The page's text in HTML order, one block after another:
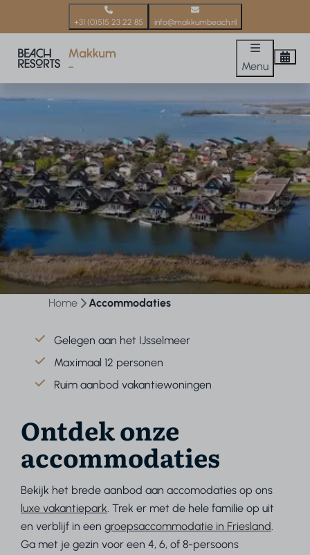
+31 (0)515 23 22 85 info@makkumbeach.nl
Menu
Home Accommodaties
Gelegen aan het IJsselmeer
Maximaal 12 personen
Ruim aanbod vakantiewoningen
Ontdek onze
accommodaties
Bekijk het brede aanbod aan accomodaties op ons
luxe vakantiepark. Trek er met de hele familie op uit
en verblijf in eengroepsaccommodatie in Friesland.
Ga met je gezin voor een 4, 6, of 8-persoons